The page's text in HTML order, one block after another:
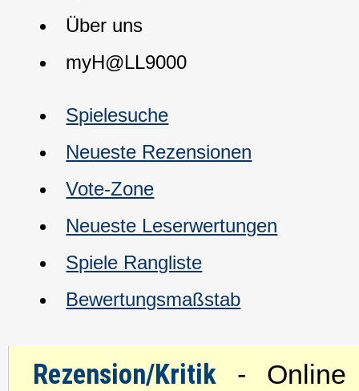
Über uns
myH@LL9000
Spielesuche
Neueste Rezensionen
Vote-Zone
Neueste Leserwertungen
Spiele Rangliste
Bewertungsmaßstab
Rezension/Kritik - Online